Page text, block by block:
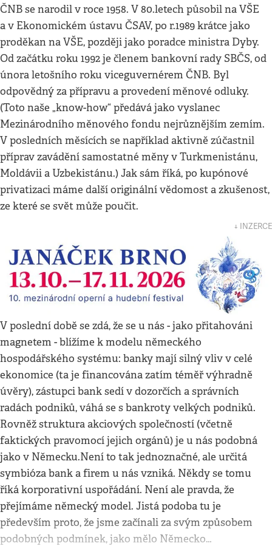
ČNB se narodil v roce 1958. V 80.letech působil na VŠE
a v Ekonomickém ústavu ČSAV, po r.1989 krátce jako
proděkan na VŠE, později jako poradce ministra Dyby.
Od začátku roku 1992 je členem bankovní rady SBČS, od
února letošního roku viceguvernérem ČNB. Byl
odpovědný za přípravu a provedení měnové odluky.
(Toto naše „know-how“ předává jako vyslanec
Mezinárodního měnového fondu nejrůznějším zemím.
V posledních měsících se například aktivně zúčastnil
příprav zavádění samostatné měny v Turkmenistánu,
Moldávii a Uzbekistánu.) Jak sám říká, po kupónové
privatizaci máme další originální vědomost a zkušenost,
ze které se svět může poučit.
↓ INZERCE
V poslední době se zdá, že se u nás - jako přitahováni
magnetem - blížíme k modelu německého
hospodářského systému: banky mají silný vliv v celé
ekonomice (ta je financována zatím téměř výhradně
úvěry), zástupci bank sedí v dozorčích a správních
radách podniků, váhá se s bankroty velkých podniků.
Rovněž struktura akciových společností (včetně
faktických pravomocí jejich orgánů) je u nás podobná
jako v Německu.Není to tak jednoznačné, ale určitá
symbióza bank a firem u nás vzniká. Někdy se tomu
říká korporativní uspořádání. Není ale pravda, že
přejímáme německý model. Jistá podoba tu je
především proto, že jsme začínali za svým způsobem
podobných podmínek, jako mělo Německo…